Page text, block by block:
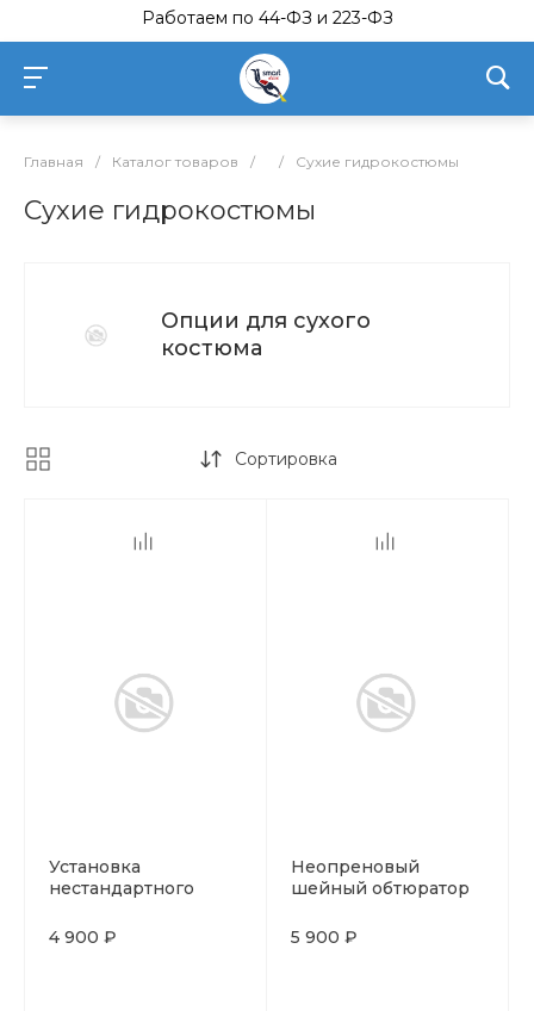
Работаем по 44-ФЗ и 223-ФЗ
Главная / Каталог товаров / / Сухие гидрокостюмы
Сухие гидрокостюмы
Опции для сухого
костюма
Сортировка
Установка
нестандартного
гермоввод для
4 900 ₽
Неопреновый
шейный обтюратор
5 900 ₽